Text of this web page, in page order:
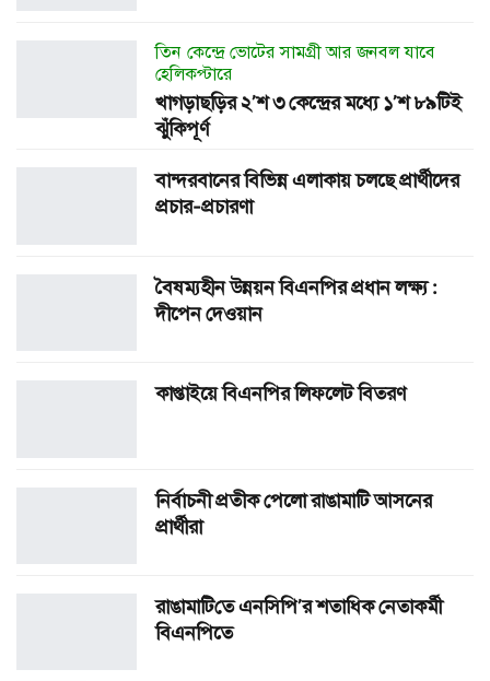
তিন কেন্দ্রে ভোটের সামগ্রী আর জনবল যাবে
হেলিকপ্টারে
খাগড়াছড়ির ২’শ ৩ কেন্দ্রের মধ্যে ১’শ ৮৯টিই
ঝুঁকিপূর্ণ
বান্দরবানের বিভিন্ন এলাকায় চলছে প্রার্থীদের
প্রচার-প্রচারণা
বৈষম্যহীন উন্নয়ন বিএন‌পির প্রধান লক্ষ্য :
দীপেন দেওয়ান
কাপ্তাইয়ে বিএনপির লিফলেট বিতরণ
নির্বাচনী প্রতীক পেলো রাঙামা‌টি আসনের
প্রার্থীরা
রাঙামা‌টি‌তে এনসিপি’র শতাধিক নেতাকর্মী
বিএনপিতে